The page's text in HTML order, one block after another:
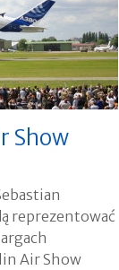
Show
reprezentować
Air Show